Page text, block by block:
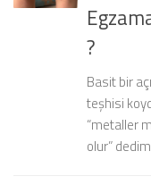
?
Basit bir
teşhisi
“metaller
olur”